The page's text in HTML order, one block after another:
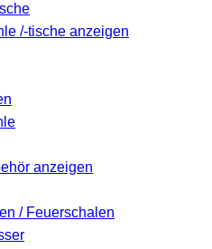
/-tische anzeigen
anzeigen
/ Feuerschalen